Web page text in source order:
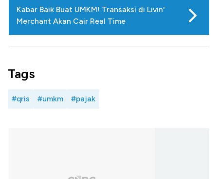
Kabar Baik Buat UMKM! Transaksi di Livin'
Merchant Akan Cair Real Time
Tags
#qris #umkm #pajak